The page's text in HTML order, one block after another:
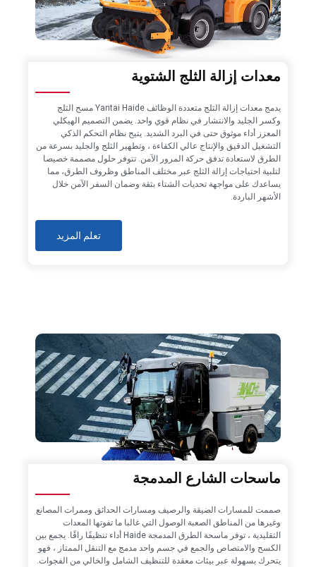
معدات إزالة الثلج الشتوية
يدمج معدات إزالة الثلج متعددة الوظائف Yantai Haide مسح الثلج
وكسر الجليد والانتشار في نظام قوي واحد. يضمن التصميم الهيكلي
المعزز أداء موثوق حتى في البرد الشديد. يتيح نظام التحكم الذكي
التشغيل الدقيق والإنتاج عالي الكفاءة ، وتطهير الثلج والجليد بسرعة من
الطرق لاستعادة تدفق حركة المرور الآمن. تتوفر حلول مصممة خصيصا
لتلبية احتياجات إزالة الثلج عبر مختلف المناطق وظروف الطرق، مما
يساعدك على مواجهة تحديات الشتاء بثقة وضمان السفر الآمن خلال
الأشهر الباردة.
تعلم المزيد
ماسحات الشارع المدمجة
صممت للمسارات الضيقة والرصيف ومسارات الحدائق وممرات المصانع
وغيرها من المناطق الصعبة الوصول التي غالبا ما تفوتها المعدات
التقليدية ، توفر ماسحة الطرق المدمجة Haide أداء تنظيفًا راقًا. يجمع بين
الكسح والامتصاص والجمع في جسم واحد مدمج مع التنقل الممتاز ، فهو
يتحرك بسهولة عبر بيئات معقدة للتنظيف الشامل والخالي من الفجوات.